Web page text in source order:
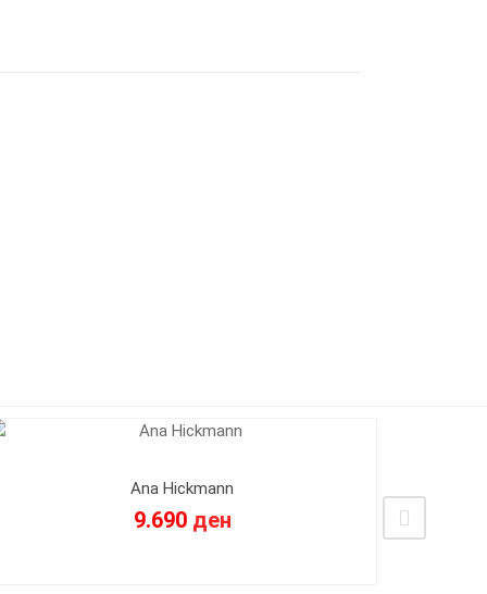
Ana Hickmann
9.690 ден